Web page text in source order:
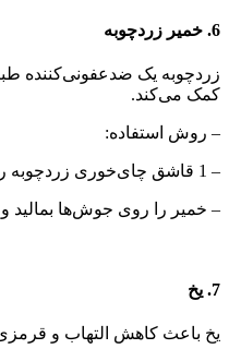
6. خمیر زردچوبه
زردچوبه یک ضدعفونی‌کننده
کمک می‌کند.
– روش استفاده:
– 1 قاشق چای‌خوری زردچوبه را با کمی آب یا عسل مخلوط کنید.
– خمیر را روی جوش‌ها بمالید و پس از 15
7. یخ
یخ باعث کاهش التهاب و